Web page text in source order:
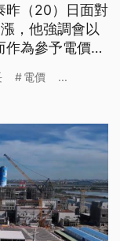
昨（20）日面對
，他強調會以
為參予電價審
電價 ...